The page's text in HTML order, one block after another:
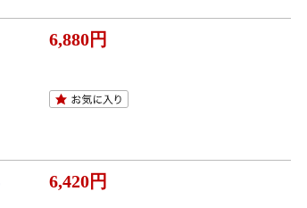
6,880円
6,420円